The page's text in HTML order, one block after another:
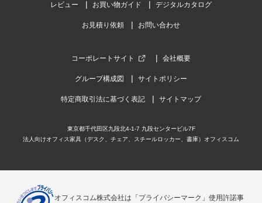
レビュー お買い物ガイド デジタルカタログ
お見積り依頼 お問い合わせ
コーポレートサイト 会社概要
グループ構成図 サイトポリシー
特定商取引法に基づく表記 サイトマップ
東京都千代田区九段北4-1-7 九段センタービル7F
法人向けオフィス家具（デスク、チェア、スチールロッカー、書庫）オフィスコム
オフィスコム株式会社は「プライバシーマーク」使用許諾事